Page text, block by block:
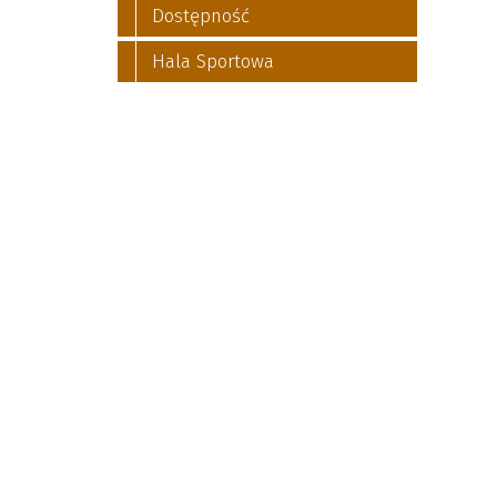
Dostępność
Hala Sportowa